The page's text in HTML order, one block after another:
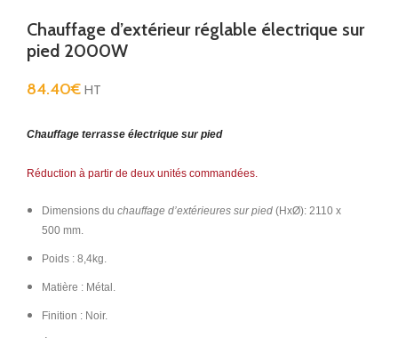
Chauffage d’extérieur réglable électrique sur
pied 2000W
84.40€ HT
Chauffage terrasse électrique sur pied
Réduction à partir de deux unités commandées.
Dimensions du chauffage d’extérieures sur pied (HxØ): 2110 x
500 mm.
Poids : 8,4kg.
Matière : Métal.
Finition : Noir.